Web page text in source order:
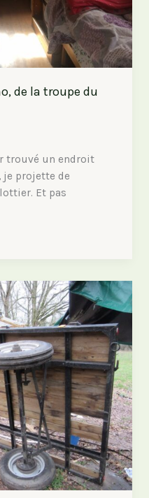
de la troupe du
trouvé un endroit
je projette de
Et pas